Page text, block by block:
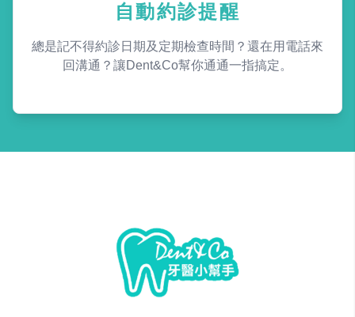
自動約診提醒
總是記不得約診日期及定期檢查時間？還在用電話來
回溝通？讓Dent&Co幫你通通一指搞定。